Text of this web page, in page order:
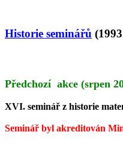
Historie seminářů
Předchozí akce (srpen
XVI. seminář z historie
Seminář byl akreditován